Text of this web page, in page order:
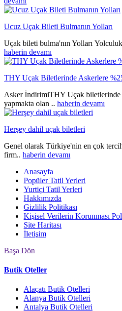
Ucuz Uçak Bileti Bulmanın Yolları
Uçak bileti bulma'nın Yolları
haberin devamı
THY Uçak Biletlerinde Askerlere
Asker İndirimiTHY Uçak
yapmakta olan .. haberin devamı
Herşey dahil uçak biletleri
Genel olarak Türkiye'nin en çok
firm.. haberin devamı
Anasayfa
Popüler Tatil Yerleri
Yurtiçi Tatil Yerleri
Hakkımızda
Gizlilik Politikası
Kişisel Verilerin Korunması
Site Haritası
İletişim
Başa Dön
Butik Oteller
Alaçatı Butik Otelleri
Alanya Butik Otelleri
Antalya Butik Otelleri